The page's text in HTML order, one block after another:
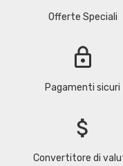
Offerte Speciali
lock
Pagamenti sicuri
attach_money
Convertitore di